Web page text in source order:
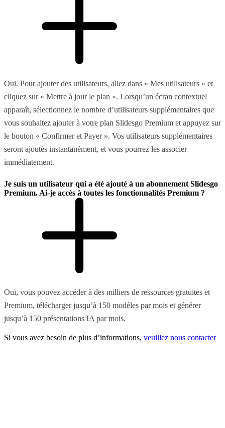
Oui. Pour ajouter des utilisateurs, allez dans « Mes utilisateurs » et
cliquez sur « Mettre à jour le plan ». Lorsqu’un écran contextuel
apparaît, sélectionnez le nombre d’utilisateurs supplémentaires que
vous souhaitez ajouter à votre plan Slidesgo Premium et appuyez sur
le bouton « Confirmer et Payer ». Vos utilisateurs supplémentaires
seront ajoutés instantanément, et vous pourrez les associer
immédiatement.
Je suis un utilisateur qui a été ajouté à un abonnement Slidesgo
Premium. Ai-je accès à toutes les fonctionnalités Premium ?
Oui, vous pouvez accéder à des milliers de ressources gratuites et
Premium, télécharger jusqu’à 150 modèles par mois et générer
jusqu’à 150 présentations IA par mois.
Si vous avez besoin de plus d’informations, veuillez nous contacter